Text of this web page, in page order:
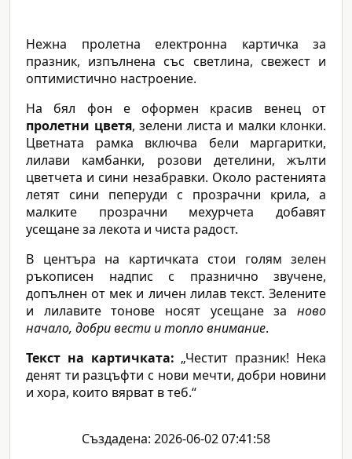
Нежна пролетна електронна картичка за
празник, изпълнена със светлина, свежест и
оптимистично настроение.
На бял фон е оформен красив венец от
пролетни цветя, зелени листа и малки клонки.
Цветната рамка включва бели маргаритки,
лилави камбанки, розови детелини, жълти
цветчета и сини незабравки. Около растенията
летят сини пеперуди с прозрачни крила, а
малките прозрачни мехурчета добавят
усещане за лекота и чиста радост.
В центъра на картичката стои голям зелен
ръкописен надпис с празнично звучене,
допълнен от мек и личен лилав текст. Зелените
и лилавите тонове носят усещане за ново
начало, добри вести и топло внимание.
Текст на картичката: „Честит празник! Нека
денят ти разцъфти с нови мечти, добри новини
и хора, които вярват в теб.“
Създадена: 2026-06-02 07:41:58